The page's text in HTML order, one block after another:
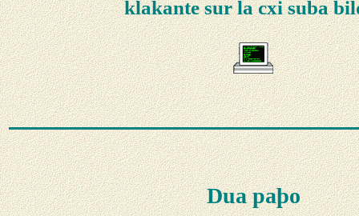
klakante sur la cxi suba
Dua paþo